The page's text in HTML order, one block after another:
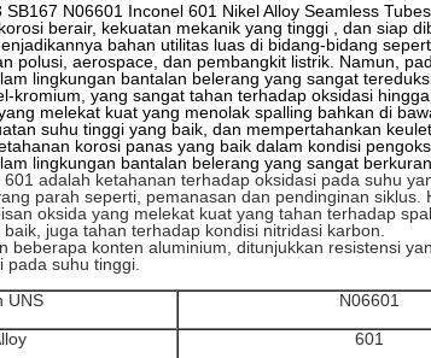
N06601 Inconel 601 Nikel Alloy Seamless
berair, kekuatan mekanik yang tinggi
, dan siap
bahan utilitas luas di bidang-bidang
polusi, aerospace, dan pembangkit listrik. Namun,
lingkungan bantalan belerang yang sangat
kromium, yang sangat tahan terhadap oksidasi hingga
melekat kuat yang menolak spalling bahkan di
suhu tinggi yang baik, dan mempertahankan
korosi panas yang baik dalam kondisi
lingkungan bantalan belerang yang sangat
adalah ketahanan terhadap oksidasi pada suhu
parah seperti, pemanasan dan pendinginan siklus.
oksida yang melekat kuat yang tahan terhadap
juga tahan terhadap kondisi nitridasi karbon.
beberapa konten aluminium, ditunjukkan resistensi
suhu tinggi.
UNS
N06601
601